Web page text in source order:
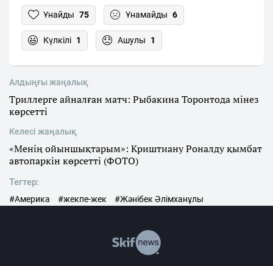
Ұнайды 75 Ұнамайды 6
Күлкілі 1 Ашулы 1
Алдыңғы жаңалық
Триллерге айналған матч: Рыбакина Торонтода мінез
көрсетті
Келесі жаңалық
«Менің ойыншықтарым»: Криштиану Роналду қымбат
автопаркін көрсетті (ФОТО)
Тегтер:
#Америка #жекпе-жек #Жәнібек Әлімханұлы